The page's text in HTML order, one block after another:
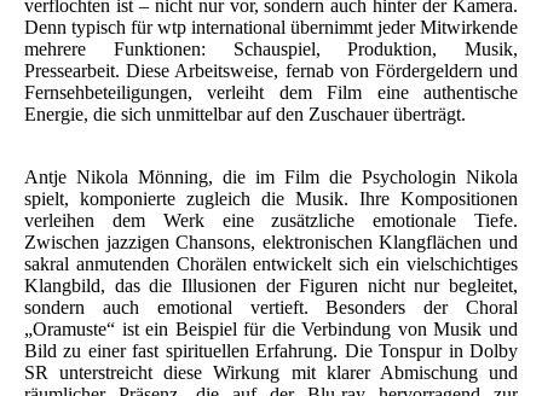
verflochten ist – nicht nur vor, sondern auch hinter der Kamera.
Denn typisch für wtp international übernimmt jeder Mitwirkende
mehrere Funktionen: Schauspiel, Produktion, Musik,
Pressearbeit. Diese Arbeitsweise, fernab von Fördergeldern und
Fernsehbeteiligungen, verleiht dem Film eine authentische
Energie, die sich unmittelbar auf den Zuschauer überträgt.
Antje Nikola Mönning, die im Film die Psychologin Nikola
spielt, komponierte zugleich die Musik. Ihre Kompositionen
verleihen dem Werk eine zusätzliche emotionale Tiefe.
Zwischen jazzigen Chansons, elektronischen Klangflächen und
sakral anmutenden Chorälen entwickelt sich ein vielschichtiges
Klangbild, das die Illusionen der Figuren nicht nur begleitet,
sondern auch emotional vertieft. Besonders der Choral
„Oramuste“ ist ein Beispiel für die Verbindung von Musik und
Bild zu einer fast spirituellen Erfahrung. Die Tonspur in Dolby
SR unterstreicht diese Wirkung mit klarer Abmischung und